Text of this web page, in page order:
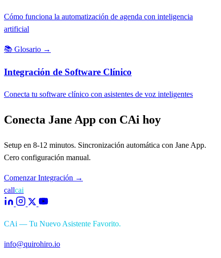
Cómo funciona la automatización de agenda con inteligencia
artificial
📚 Glosario →
Integración de Software Clínico
Conecta tu software clínico con asistentes de voz inteligentes
Conecta Jane App con CAi hoy
Setup en 8-12 minutos. Sincronización automática con Jane App.
Cero configuración manual.
Comenzar Integración →
callcai
CAi — Tu Nuevo Asistente Favorito.
info@quirohiro.io